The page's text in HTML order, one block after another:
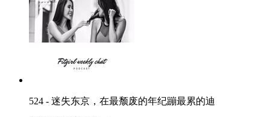
524 - 迷失东京，在最颓废的年纪蹦最累的迪